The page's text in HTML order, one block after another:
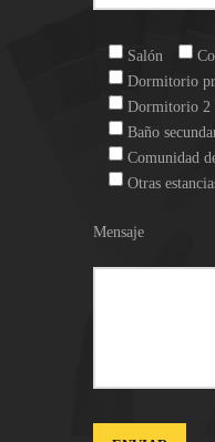
Salón
Dormitorio
Dormitorio 2
Baño
Comunidad
Otras
Mensaje